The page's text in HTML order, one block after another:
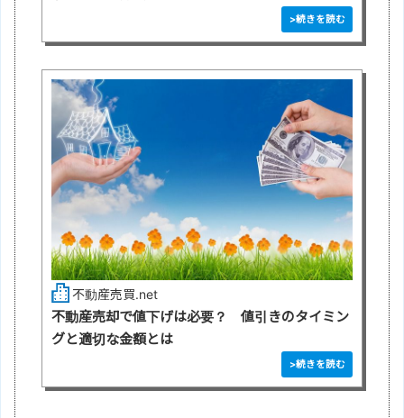
不動産売買.net
不動産売却で値下げは必要？ 値引きのタイミン
グと適切な金額とは